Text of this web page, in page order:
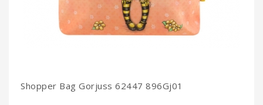
Shopper Bag Gorjuss 62447 896Gj01